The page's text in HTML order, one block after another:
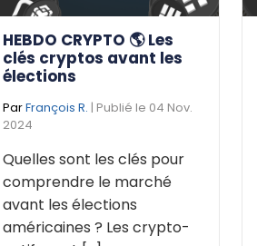
HEBDO CRYPTO 🌎 Les
clés cryptos avant les
élections
ParFrançois R. | Publié le 04 Nov.
2024
Quelles sont les clés pour
comprendre le marché
avant les élections
américaines ? Les crypto-